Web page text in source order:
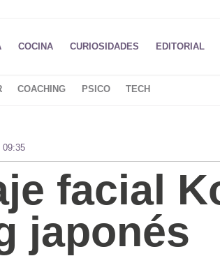
COCINA CURIOSIDADES EDITORIAL
COACHING PSICO TECH
09:35
facial
japonés